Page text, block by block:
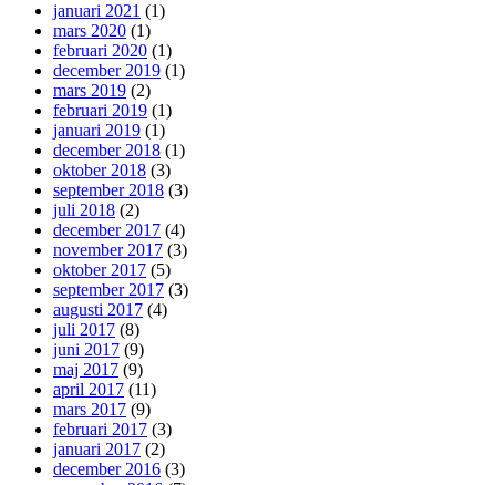
januari 2021 (1)
mars 2020 (1)
februari 2020 (1)
december 2019 (1)
mars 2019 (2)
februari 2019 (1)
januari 2019 (1)
december 2018 (1)
oktober 2018 (3)
september 2018 (3)
juli 2018 (2)
december 2017 (4)
november 2017 (3)
oktober 2017 (5)
september 2017 (3)
augusti 2017 (4)
juli 2017 (8)
juni 2017 (9)
maj 2017 (9)
april 2017 (11)
mars 2017 (9)
februari 2017 (3)
januari 2017 (2)
december 2016 (3)